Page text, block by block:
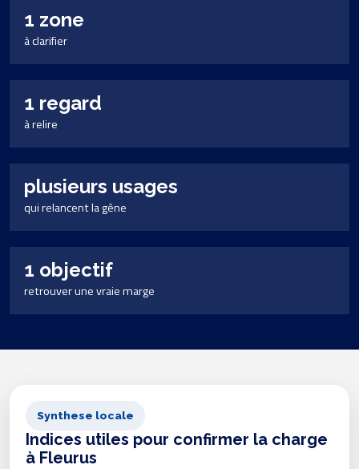
1 zone
à clarifier
1 regard
à relire
plusieurs usages
qui relancent la gêne
1 objectif
retrouver une vraie marge
Synthese locale
Indices utiles pour confirmer la charge
à Fleurus